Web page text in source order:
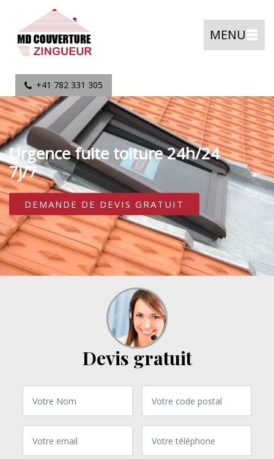
MENU
+41 782 331 305
Urgence fuite toiture 24h/24
7j/7
DEMANDE DE DEVIS GRATUIT
Devis gratuit